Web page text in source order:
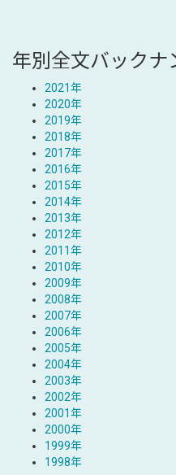
年別全文バックナ
2021年
2020年
2019年
2018年
2017年
2016年
2015年
2014年
2013年
2012年
2011年
2010年
2009年
2008年
2007年
2006年
2005年
2004年
2003年
2002年
2001年
2000年
1999年
1998年